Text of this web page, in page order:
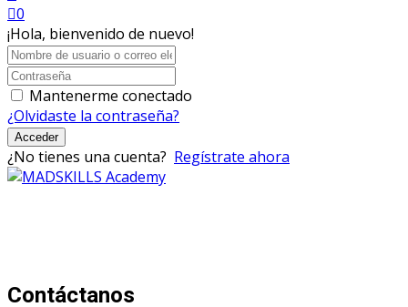
0
¡Hola, bienvenido de nuevo!
Mantenerme conectado
¿Olvidaste la contraseña?
Acceder
¿No tienes una cuenta? Regístrate ahora
Contáctanos